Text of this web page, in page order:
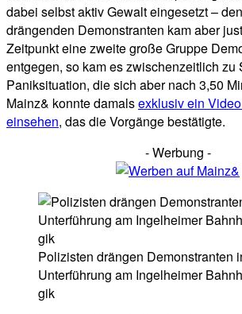
dabei selbst aktiv Gewalt eingesetzt –
drängenden Demonstranten kam aber
Zeitpunkt eine zweite große Gruppe
entgegen, so kam es zwischenzeitlich zu
Paniksituation, die sich aber nach 3,50
Mainz& konnte damalsexklusiv ein
einsehen, das die Vorgänge bestätigte.
- Werbung -
Polizisten drängen Demonstranten
Unterführung am Ingelheimer
gik